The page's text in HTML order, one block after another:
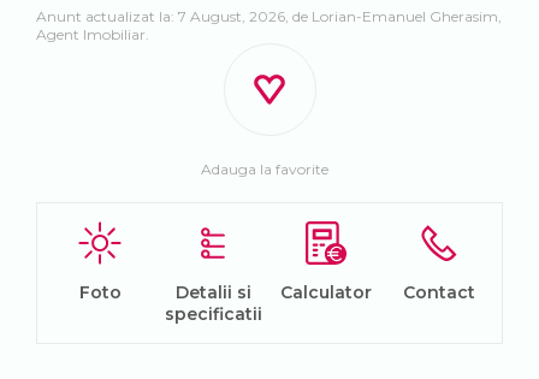
Anunt actualizat la: 7 August, 2026, de Lorian-Emanuel Gherasim,
Agent Imobiliar.
Adauga la favorite
Foto
Detalii si
specificatii
Calculator Contact